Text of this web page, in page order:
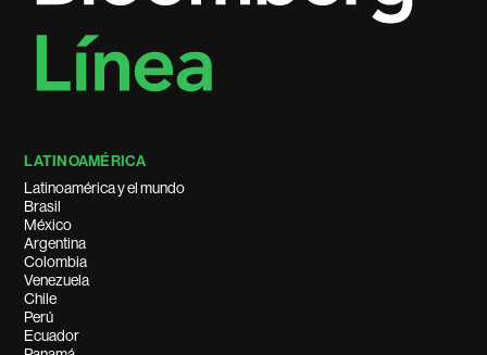
LATINOAMÉRICA
Latinoamérica y el mundo
Brasil
México
Argentina
Colombia
Venezuela
Chile
Perú
Ecuador